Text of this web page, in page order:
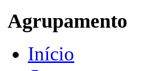
Agrupamento
Início